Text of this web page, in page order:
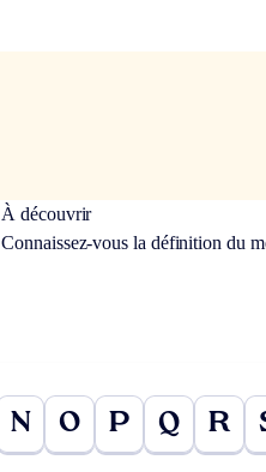
À découvrir
Connaissez-vous la définition du
N O P Q R